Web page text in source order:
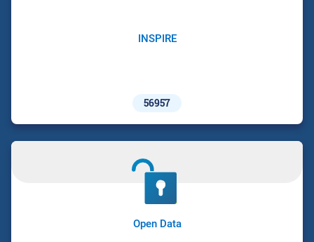
INSPIRE
56957
Open Data